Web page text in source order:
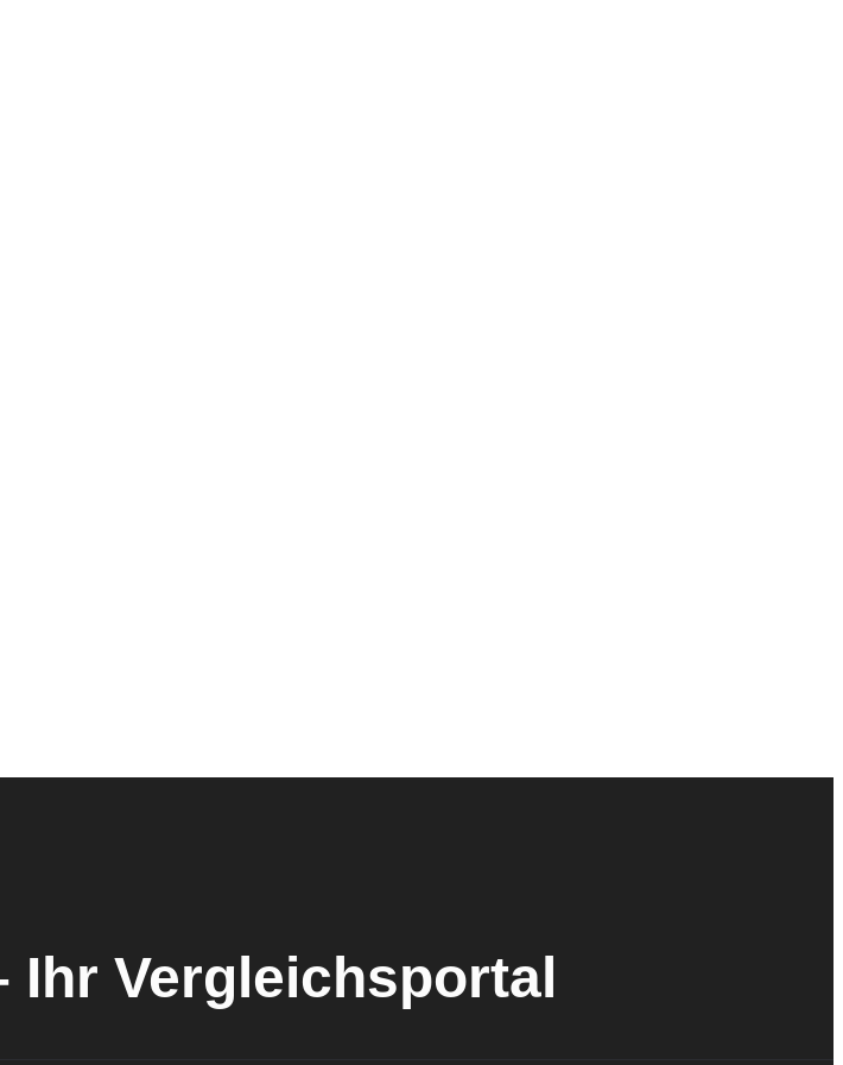
Ihr Vergleichsportal